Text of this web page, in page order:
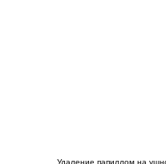
Удаление папиллом на